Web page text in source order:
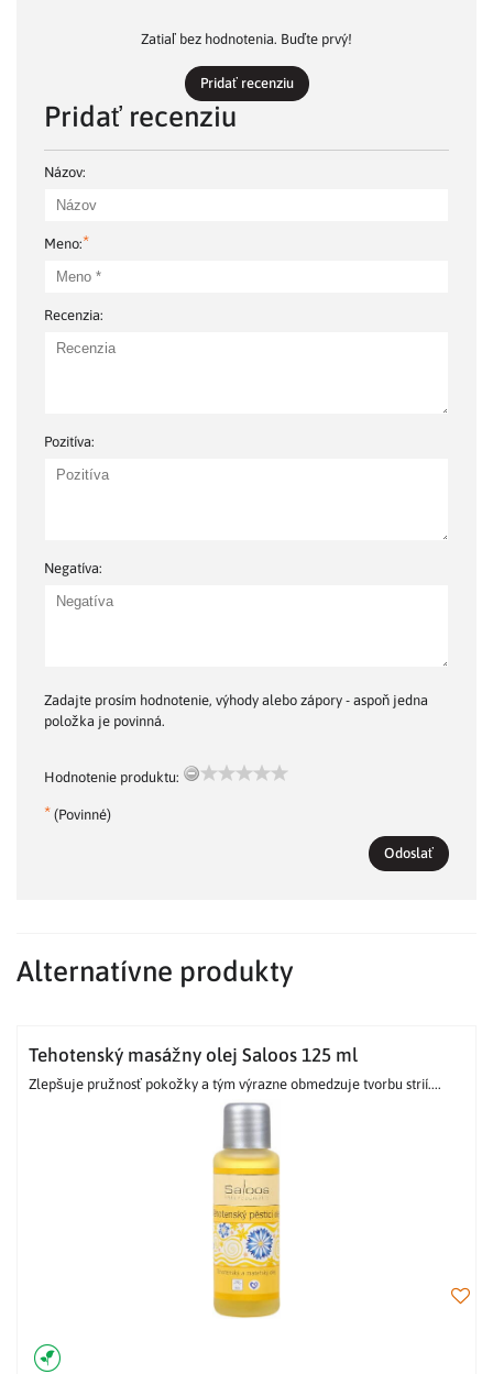
Zatiaľ bez hodnotenia. Buďte prvý!
Pridať recenziu
Pridať recenziu
Názov:
Meno:*
Recenzia:
Pozitíva:
Negatíva:
Zadajte prosím hodnotenie, výhody alebo zápory - aspoň jedna
položka je povinná.
Hodnotenie produktu:
* (Povinné)
Odoslať
Alternatívne produkty
Tehotenský masážny olej Saloos 125 ml
Zlepšuje pružnosť pokožky a tým výrazne obmedzuje tvorbu strií....